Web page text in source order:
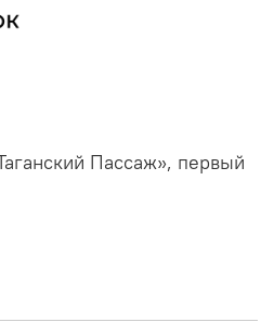
Пассаж», первый